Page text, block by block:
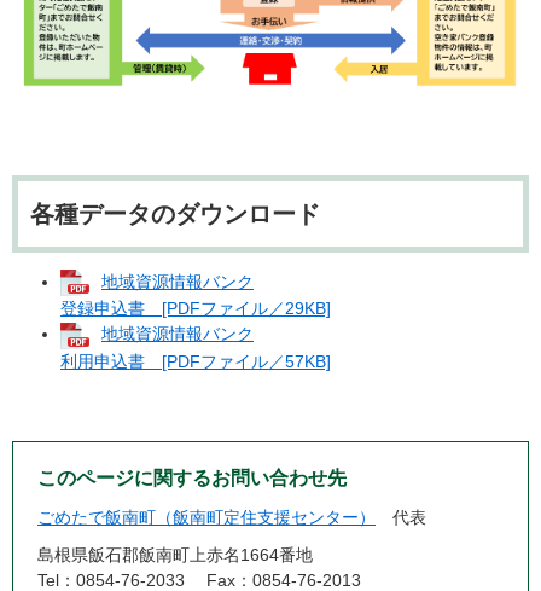
各種データのダウンロード
地域資源情報バンク
登録申込書 [PDFファイル／29KB]
地域資源情報バンク
利用申込書 [PDFファイル／57KB]
このページに関するお問い合わせ先
ごめたで飯南町（飯南町定住支援センター）
代表
島根県飯石郡飯南町上赤名1664番地
Tel：0854-76-2033
Fax：0854-76-2013